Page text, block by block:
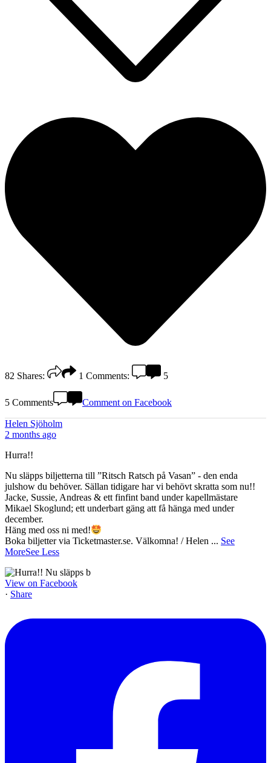
82 Shares: 1 Comments: 5
5 Comments Comment on Facebook
Helen Sjöholm
2 months ago
Hurra!!
Nu släpps biljetterna till ”Ritsch Ratsch på Vasan” - den enda
julshow du behöver. Sällan tidigare har vi behövt skratta som nu!!
Jacke, Sussie, Andreas & ett finfint band under kapellmästare
Mikael Skoglund; ett underbart gäng att få hänga med under
december.
Häng med oss ni med!
Boka biljetter via Ticketmaster.se. Välkomna! / Helen ... See
MoreSee Less
View on Facebook
· Share